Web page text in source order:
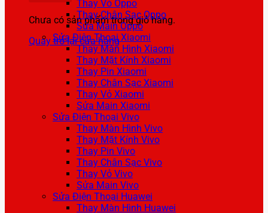
Chưa có sản phẩm trong giỏ hàng.
Quay trở lại cửa hàng
Thay Vỏ Oppo
Thay Chân Sạc Oppo
Sửa Main Oppo
Sửa Điện Thoại Xiaomi
Thay Màn Hình Xiaomi
Thay Mặt Kính Xiaomi
Thay Pin Xiaomi
Thay Chân Sạc Xiaomi
Thay Vỏ Xiaomi
Sửa Main Xiaomi
Sửa Điện Thoại Vivo
Thay Màn Hình Vivo
Thay Mặt Kính Vivo
Thay Pin Vivo
Thay Chân Sạc Vivo
Thay Vỏ Vivo
Sửa Main Vivo
Sửa Điện Thoại Huawei
Thay Màn Hình Huawei